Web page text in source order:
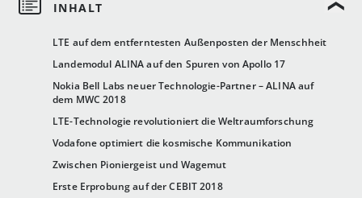
LTE auf dem entferntesten Außenposten der Menschheit
Landemodul ALINA auf den Spuren von Apollo 17
Nokia Bell Labs neuer Technologie-Partner – ALINA auf
dem MWC 2018
LTE-Technologie revolutioniert die Weltraumforschung
Vodafone optimiert die kosmische Kommunikation
Zwischen Pioniergeist und Wagemut
Erste Erprobung auf der CEBIT 2018